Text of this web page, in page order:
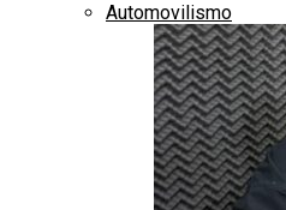
Automovilismo